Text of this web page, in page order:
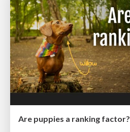
Are puppies a ranking factor?